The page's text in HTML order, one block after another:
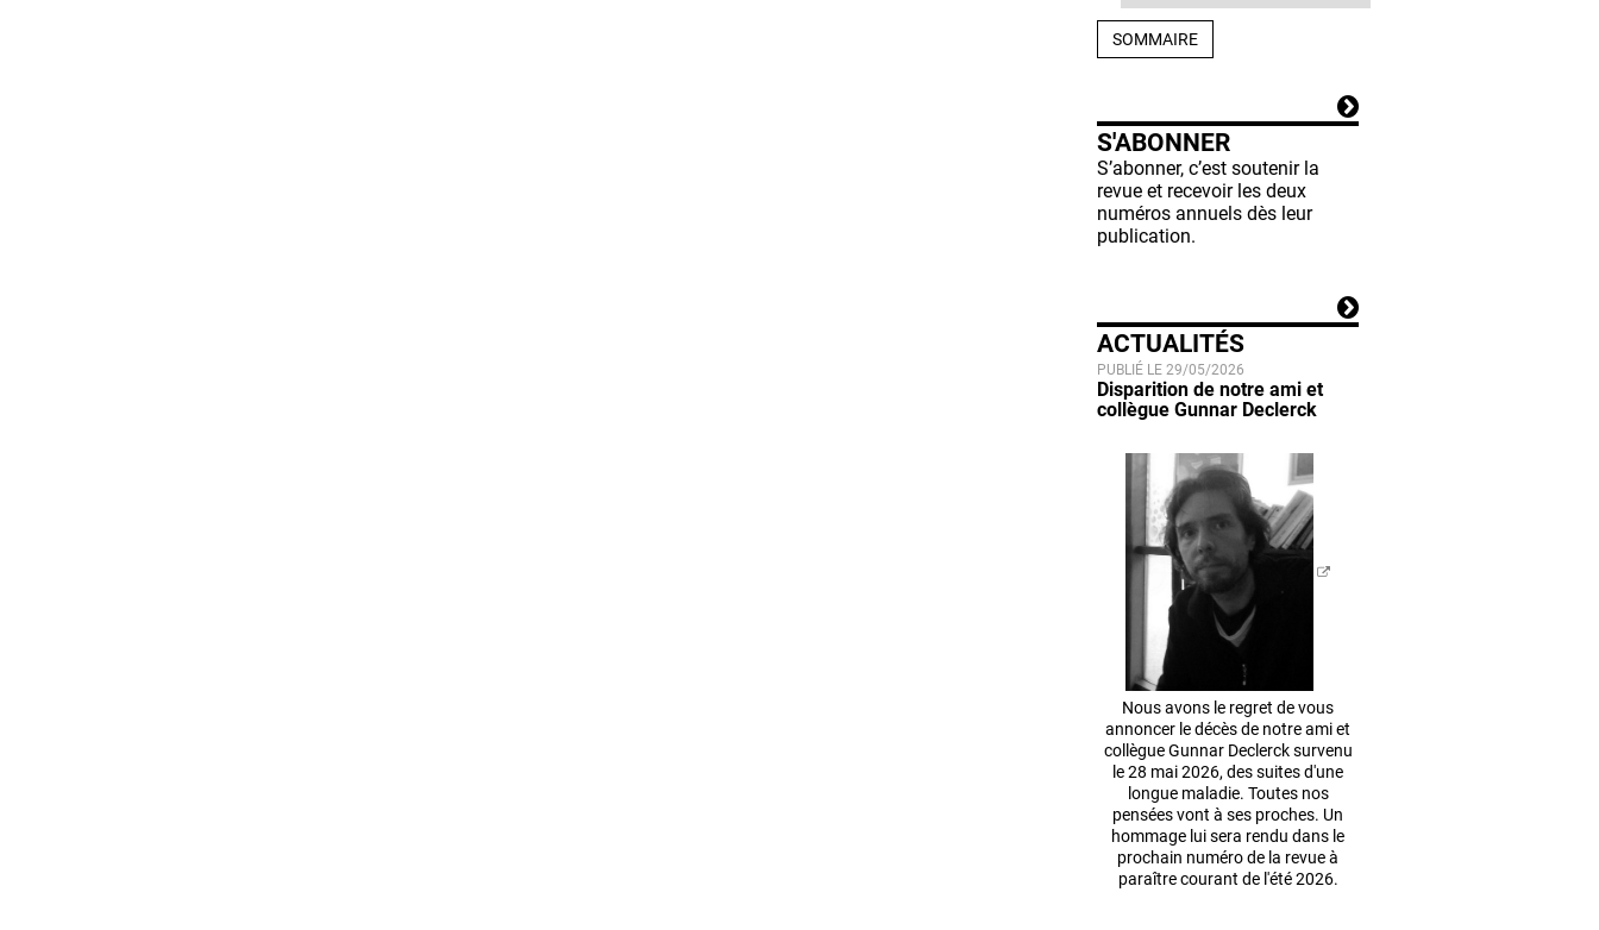
SOMMAIRE
S'ABONNER
S’abonner, c’est soutenir la
revue et recevoir les deux
numéros annuels dès leur
publication.
ACTUALITÉS
PUBLIÉ LE 29/05/2026
Disparition de notre ami et
collègue Gunnar Declerck
Nous avons le regret de vous
annoncer le décès de notre ami et
collègue Gunnar Declerck survenu
le 28 mai 2026, des suites d'une
longue maladie. Toutes nos
pensées vont à ses proches. Un
hommage lui sera rendu dans le
prochain numéro de la revue à
paraître courant de l'été 2026.